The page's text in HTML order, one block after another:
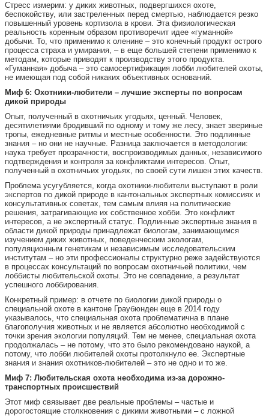
Стресс измерим: у диких животных, подвергшихся охоте,
беспокойству, или застреленных перед смертью, наблюдается резко
повышенный уровень кортизола в крови. Эта физиологическая
реальность коренным образом противоречит идее «гуманной»
добычи. То, что применимо к оленине – это конечный продукт острого
процесса страха и умирания, – в еще большей степени применимо к
методам, которые приводят к производству этого продукта.
«Гуманная» добыча – это самосертификация лобби любителей охоты,
не имеющая под собой никаких объективных оснований.
Миф 6: Охотники-любители – лучшие эксперты по вопросам
дикой природы
Опыт, полученный в охотничьих угодьях, ценный. Человек,
десятилетиями бродивший по одному и тому же лесу, знает звериные
тропы, ежедневные ритмы и местные особенности. Это подлинные
знания – но они не научные. Разница заключается в методологии:
наука требует прозрачности, воспроизводимых данных, независимого
подтверждения и контроля за конфликтами интересов. Опыт,
полученный в охотничьих угодьях, по своей сути лишен этих качеств.
Проблема усугубляется, когда охотники-любители выступают в роли
экспертов по дикой природе в кантональных экспертных комиссиях и
консультативных советах, тем самым влияя на политические
решения, затрагивающие их собственное хобби. Это конфликт
интересов, а не экспертный статус. Подлинные экспертные знания в
области дикой природы принадлежат биологам, занимающимся
изучением диких животных, поведенческим экологам,
популяционным генетикам и независимым исследовательским
институтам – но эти профессионалы структурно реже задействуются
в процессах консультаций по вопросам охотничьей политики, чем
лоббисты любительской охоты. Это не совпадение, а результат
успешного лоббирования.
Конкретный пример: в отчете по биологии дикой природы о
специальной охоте в кантоне Граубюнден еще в 2014 году
указывалось, что специальная охота проблематична в плане
благополучия животных и не является абсолютно необходимой с
точки зрения экологии популяций. Тем не менее, специальная охота
продолжалась – не потому, что это было рекомендовано наукой, а
потому, что лобби любителей охоты протолкнуло ее. Экспертные
знания и знания охотников-любителей – это не одно и то же.
Миф 7: Любительская охота необходима из-за дорожно-
транспортных происшествий
Этот миф связывает две реальные проблемы – частые и
дорогостоящие столкновения с дикими животными – с ложной